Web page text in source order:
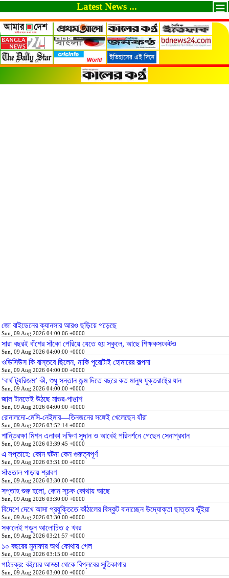
Latest News ...
জো বাইডেনের ক্যানসার আরও ছড়িয়ে পড়েছে
Sun, 09 Aug 2026 04:00:06 +0000
সারা বছরই বাঁশের সাঁকো পেরিয়ে যেতে হয় স্কুলে, আছে শিক্ষকসংকটও
Sun, 09 Aug 2026 04:00:00 +0000
ওডিসিউস কি বাস্তবে ছিলেন, নাকি পুরোটাই হোমারের কল্পনা
Sun, 09 Aug 2026 04:00:00 +0000
‘বার্থ ট্যুরিজম’ কী, শুধু সন্তান জন্ম দিতে বছরে কত মানুষ যুক্তরাষ্ট্রে যান
Sun, 09 Aug 2026 04:00:00 +0000
জাল টানতেই উঠছে মাগুর-পাঙাশ
Sun, 09 Aug 2026 04:00:00 +0000
রোনালদো-মেসি-নেইমার—তিনজনের সঙ্গেই খেলেছেন যাঁরা
Sun, 09 Aug 2026 03:52:14 +0000
শান্তিরক্ষা মিশন এলাকা দক্ষিণ সুদান ও আবেই পরিদর্শনে গেছেন সেনাপ্রধান
Sun, 09 Aug 2026 03:39:45 +0000
এ সপ্তাহে: কোন ঘটনা কেন গুরুত্বপূর্ণ
Sun, 09 Aug 2026 03:31:00 +0000
সাঁওতাল পাড়ায় শ্রাবণ
Sun, 09 Aug 2026 03:30:00 +0000
সপ্তাহ শুরু হলো, কোন সূচক কোথায় আছে
Sun, 09 Aug 2026 03:30:00 +0000
বিদেশে দেখে আসা প্রযুক্তিতে কাঁঠালের বিস্কুট বানাচ্ছেন উদ্যোক্তা ছাত্তার ভূঁইয়া
Sun, 09 Aug 2026 03:30:00 +0000
সকালেই পড়ুন আলোচিত ৫ খবর
Sun, 09 Aug 2026 03:21:57 +0000
১০ বছরের মুনাফার অর্থ কোথায় গেল
Sun, 09 Aug 2026 03:15:00 +0000
পাঠচক্র: বইয়ের আড্ডা থেকে বিপ্লবের সূতিকাগার
Sun, 09 Aug 2026 03:00:00 +0000